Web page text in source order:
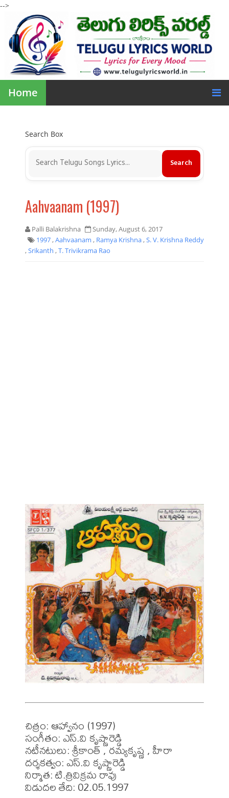
-->
Home
Search Box
Aahvaanam (1997)
Palli Balakrishna
Sunday, August 6, 2017
1997,Aahvaanam , Ramya Krishna,S. V. Krishna Reddy
,Srikanth ,T. Trivikrama Rao
చిత్రం: ఆహ్వానం (1997)
సంగీతం: ఎస్.వి కృష్ణారెడ్డి
నటీనటులు: శ్రీకాంత్ , రమ్యకృష్ణ , హీరా
దర్శకత్వం: ఎస్.వి కృష్ణారెడ్డి
నిర్మాత: టి.త్రివిక్రమ రావు
విడుదల తేది: 02.05.1997